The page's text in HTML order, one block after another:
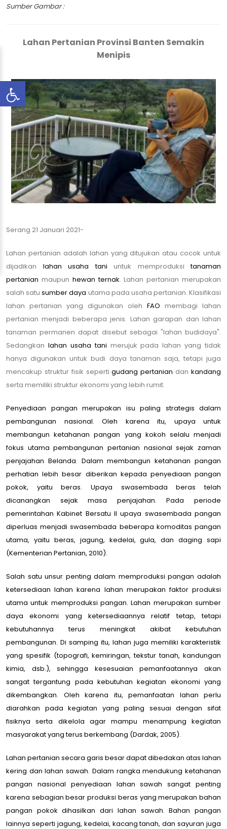
Sumber Gambar :
Lahan Pertanian Provinsi Banten Semakin
Menipis
Serang 21 Januari 2021-
Lahan pertanian adalah lahan yang ditujukan atau cocok untuk
dijadikan lahan usaha tani untuk memproduksitanaman
pertanian maupun hewan ternak. Lahan pertanian merupakan
salah satusumber daya utama pada usaha pertanian. Klasifikasi
lahan pertanian yang digunakan oleh FAO membagi lahan
pertanian menjadi beberapa jenis. Lahan garapan dan lahan
tanaman permanen dapat disebut sebagai "lahan budidaya".
Sedangkan lahan usaha tani merujuk pada lahan yang tidak
hanya digunakan untuk budi daya tanaman saja, tetapi juga
mencakup struktur fisik sepertigudang pertanian dankandang
serta memiliki struktur ekonomi yang lebih rumit.
Penyediaan pangan merupakan isu paling strategis dalam
pembangunan nasional. Oleh karena itu, upaya untuk
membangun ketahanan pangan yang kokoh selalu menjadi
fokus utama pembangunan pertanian nasional sejak zaman
penjajahan Belanda. Dalam membangun ketahanan pangan
perhatian lebih besar diberikan kepada penyediaan pangan
pokok, yaitu beras. Upaya swasembada beras telah
dicanangkan sejak masa penjajahan. Pada periode
pemerintahan Kabinet Bersatu II upaya swasembada pangan
diperluas menjadi swasembada beberapa komoditas pangan
utama, yaitu beras, jagung, kedelai, gula, dan daging sapi
(Kementerian Pertanian, 2010).
Salah satu unsur penting dalam memproduksi pangan adalah
ketersediaan lahan karena lahan merupakan faktor produksi
utama untuk memproduksi pangan. Lahan merupakan sumber
daya ekonomi yang ketersediaannya relatif tetap, tetapi
kebutuhannya terus meningkat akibat kebutuhan
pembangunan. Di samping itu, lahan juga memiliki karakteristik
yang spesifik (topografi, kemiringan, tekstur tanah, kandungan
kimia, dsb.), sehingga kesesuaian pemanfaatannya akan
sangat tergantung pada kebutuhan kegiatan ekonomi yang
dikembangkan. Oleh karena itu, pemanfaatan lahan perlu
diarahkan pada kegiatan yang paling sesuai dengan sifat
fisiknya serta dikelola agar mampu menampung kegiatan
masyarakat yang terus berkembang (Dardak, 2005).
Lahan pertanian secara garis besar dapat dibedakan atas lahan
kering dan lahan sawah. Dalam rangka mendukung ketahanan
pangan nasional penyediaan lahan sawah sangat penting
karena sebagian besar produksi beras yang merupakan bahan
pangan pokok dihasilkan dari lahan sawah. Bahan pangan
lainnya seperti jagung, kedelai, kacang tanah, dan sayuran juga